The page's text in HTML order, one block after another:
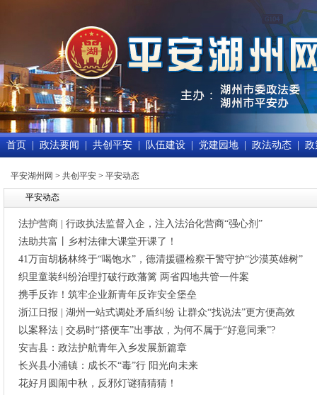
首页 政法要闻 共创平安 队伍建设 党建园地 政法动态 政
平安湖州网 > 共创平安 > 平安动态
平安动态
法护营商 | 行政执法监督入企，注入法治化营商“强心剂”
法助共富丨乡村法律大课堂开课了！
41万亩胡杨林终于“喝饱水”，德清援疆检察干警守护“沙漠英雄树”
织里童装纠纷治理打破行政藩篱 两省四地共管一件案
携手反诈！筑牢企业新青年反诈安全堡垒
浙江日报 | 湖州一站式调处矛盾纠纷 让群众“找说法”更方便高效
以案释法 | 交易时“搭便车”出事故，为何不属于“好意同乘”?
安吉县：政法护航青年入乡发展新篇章
长兴县小浦镇：成长不“毒”行 阳光向未来
花好月圆闹中秋，反邪灯谜猜猜猜！